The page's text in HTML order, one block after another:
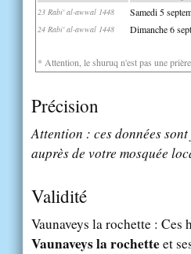
23 Rabi' al-awwal 1448 Samedi 5
24 Rabi' al-awwal 1448 Dimanche 6
* Attention, le shuruq n'est pas une
Précision
Attention : ces données
auprès de votre mosquée
Validité
Vaunaveys la rochette :
Vaunaveys la rochetteet